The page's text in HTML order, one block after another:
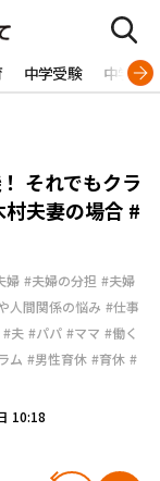
中学受験 中学生
それでもクラ
夫妻の場合 #
婦 #夫婦の分担 #夫婦
人間関係の悩み #仕事
#夫 #パパ #ママ #働く
ム #男性育休 #育休 #
10:18